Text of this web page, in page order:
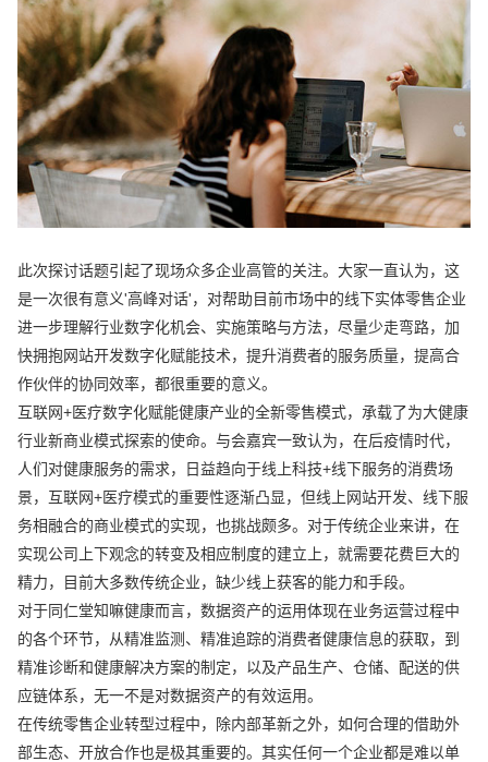
此次探讨话题引起了现场众多企业高管的关注。大家一直认为，这
是一次很有意义'高峰对话'，对帮助目前市场中的线下实体零售企业
进一步理解行业数字化机会、实施策略与方法，尽量少走弯路，加
快拥抱网站开发数字化赋能技术，提升消费者的服务质量，提高合
作伙伴的协同效率，都很重要的意义。
互联网+医疗数字化赋能健康产业的全新零售模式，承载了为大健康
行业新商业模式探索的使命。与会嘉宾一致认为，在后疫情时代，
人们对健康服务的需求，日益趋向于线上科技+线下服务的消费场
景，互联网+医疗模式的重要性逐渐凸显，但线上网站开发、线下服
务相融合的商业模式的实现，也挑战颇多。对于传统企业来讲，在
实现公司上下观念的转变及相应制度的建立上，就需要花费巨大的
精力，目前大多数传统企业，缺少线上获客的能力和手段。
对于同仁堂知嘛健康而言，数据资产的运用体现在业务运营过程中
的各个环节，从精准监测、精准追踪的消费者健康信息的获取，到
精准诊断和健康解决方案的制定，以及产品生产、仓储、配送的供
应链体系，无一不是对数据资产的有效运用。
在传统零售企业转型过程中，除内部革新之外，如何合理的借助外
部生态、开放合作也是极其重要的。其实任何一个企业都是难以单